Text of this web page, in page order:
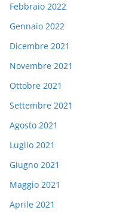
Febbraio 2022
Gennaio 2022
Dicembre 2021
Novembre 2021
Ottobre 2021
Settembre 2021
Agosto 2021
Luglio 2021
Giugno 2021
Maggio 2021
Aprile 2021